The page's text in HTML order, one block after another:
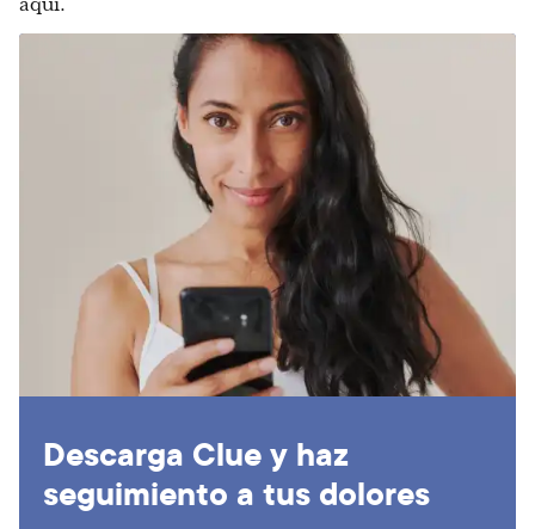
aquí.
Descarga Clue y haz
seguimiento a tus dolores